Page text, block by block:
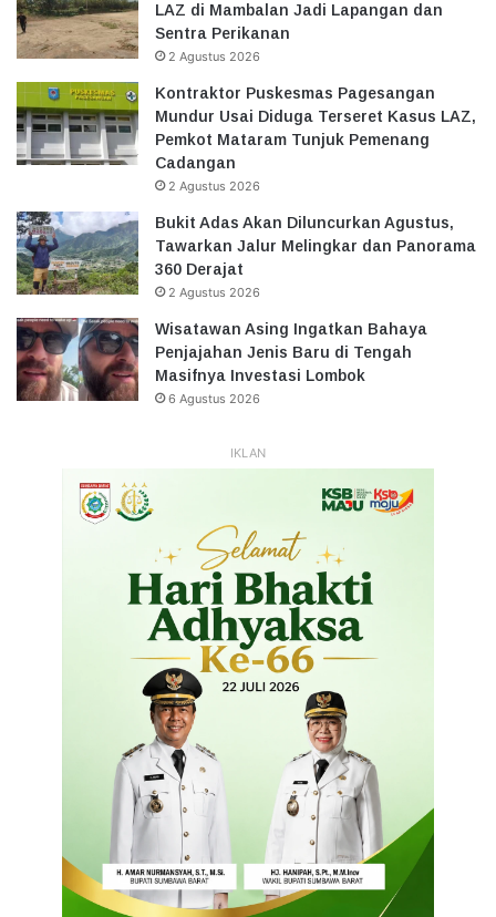
LAZ di Mambalan Jadi Lapangan dan
Sentra Perikanan
2 Agustus 2026
Kontraktor Puskesmas Pagesangan
Mundur Usai Diduga Terseret Kasus LAZ,
Pemkot Mataram Tunjuk Pemenang
Cadangan
2 Agustus 2026
Bukit Adas Akan Diluncurkan Agustus,
Tawarkan Jalur Melingkar dan Panorama
360 Derajat
2 Agustus 2026
Wisatawan Asing Ingatkan Bahaya
Penjajahan Jenis Baru di Tengah
Masifnya Investasi Lombok
6 Agustus 2026
IKLAN